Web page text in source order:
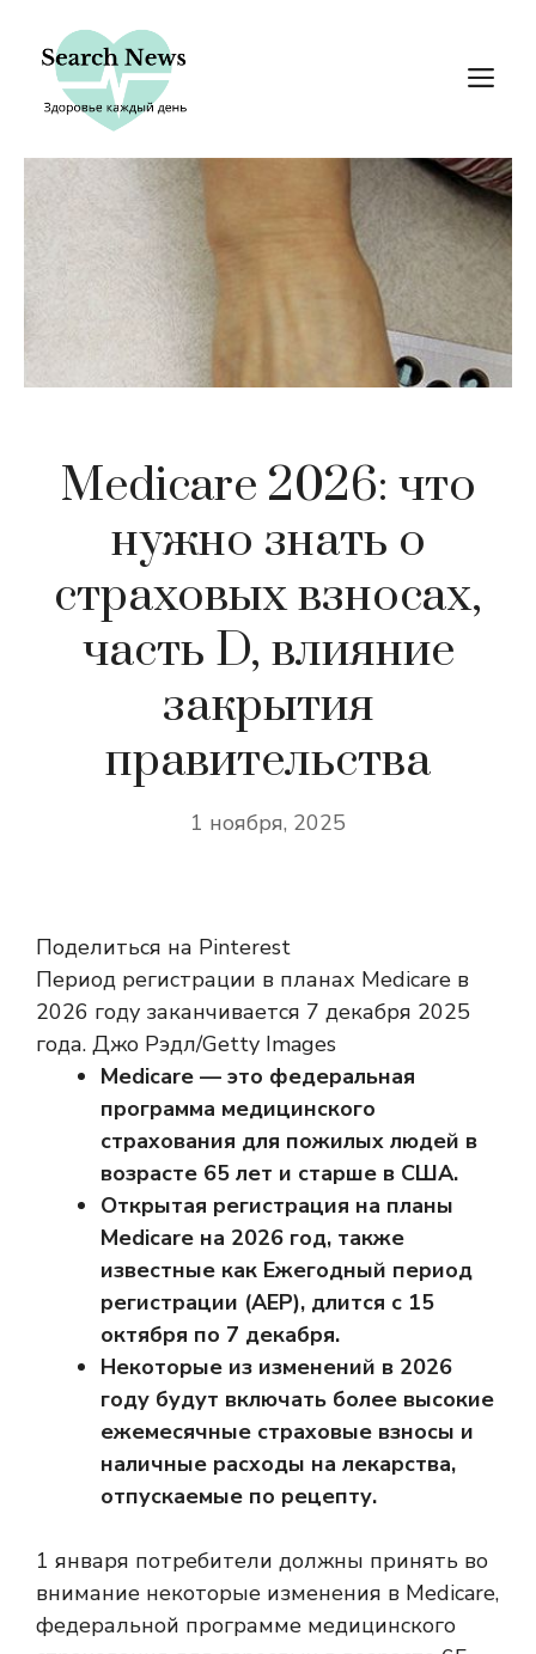
содержимому
Medicare 2026: что
нужно знать о
страховых взносах,
часть D, влияние
закрытия
правительства
1 ноября, 2025
Поделиться на Pinterest
Период регистрации в планах Medicare в
2026 году заканчивается 7 декабря 2025
года. Джо Рэдл/Getty Images
Medicare — это федеральная
программа медицинского
страхования для пожилых людей в
возрасте 65 лет и старше в США.
Открытая регистрация на планы
Medicare на 2026 год, также
известные как Ежегодный период
регистрации (AEP), длится с 15
октября по 7 декабря.
Некоторые из изменений в 2026
году будут включать более высокие
ежемесячные страховые взносы и
наличные расходы на лекарства,
отпускаемые по рецепту.
1 января потребители должны принять во
внимание некоторые изменения в Medicare,
федеральной программе медицинского